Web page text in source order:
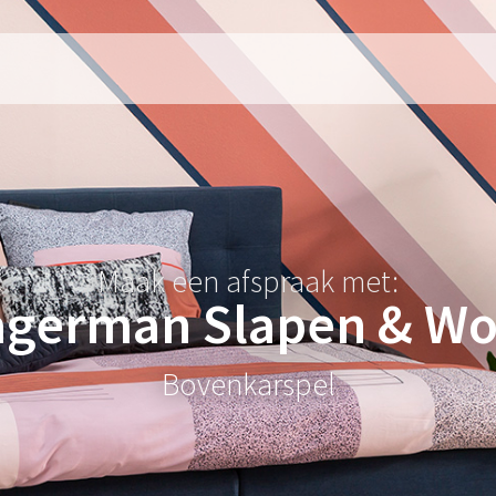
Maak een afspraak met:
Slapen &
Bovenkarspel